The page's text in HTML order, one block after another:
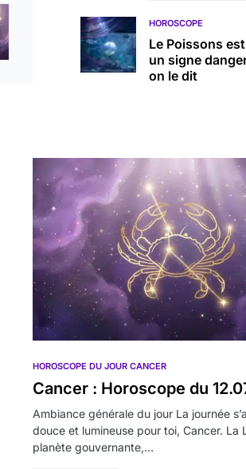
HOROSCOPE
Le Poissons
un signe
on le dit
HOROSCOPE DU JOUR CANCER
Cancer : Horoscope du
Ambiance générale du jour La journée
douce et lumineuse pour toi, Cancer. La
planète gouvernante,…